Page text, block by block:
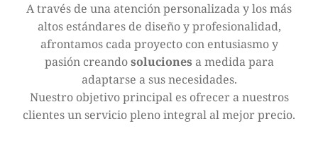
A través de una atención personalizada y los más
altos estándares de diseño y profesionalidad,
afrontamos cada proyecto con entusiasmo y
pasión creandosoluciones a medida para
adaptarse a sus necesidades.
Nuestro objetivo principal es ofrecer a nuestros
clientes un servicio pleno integral al mejor precio.